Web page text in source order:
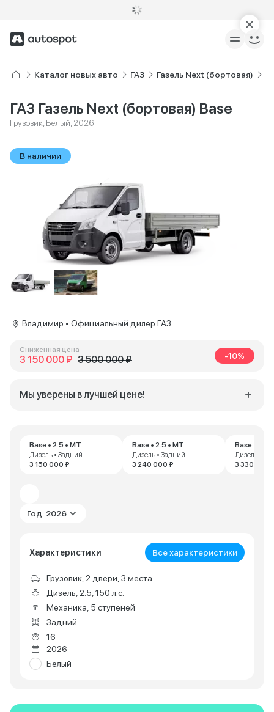
Каталог новых авто ГАЗ Газель Next (бортовая)
ГАЗ Газель Next (бортовая) Base
Грузовик, Белый, 2026
В наличии
Base • 2.5 • MT
Дизель • Задний
3 150 000 ₽
Base • 2.5 • MT
Дизель • Задний
3 240 000 ₽
Base • 2.5
Дизель •
3 330 000
Год: 2026
Характеристики Все характеристики
Грузовик, 2 двери, 3 места
Дизель, 2.5, 150 л.с.
Механика, 5 ступеней
Задний
16
2026
Белый
Владимир • Официальный дилер ГАЗ
Сниженная цена
3 150 000 ₽ 3 500 000 ₽ -10%
Мы уверены в лучшей цене!